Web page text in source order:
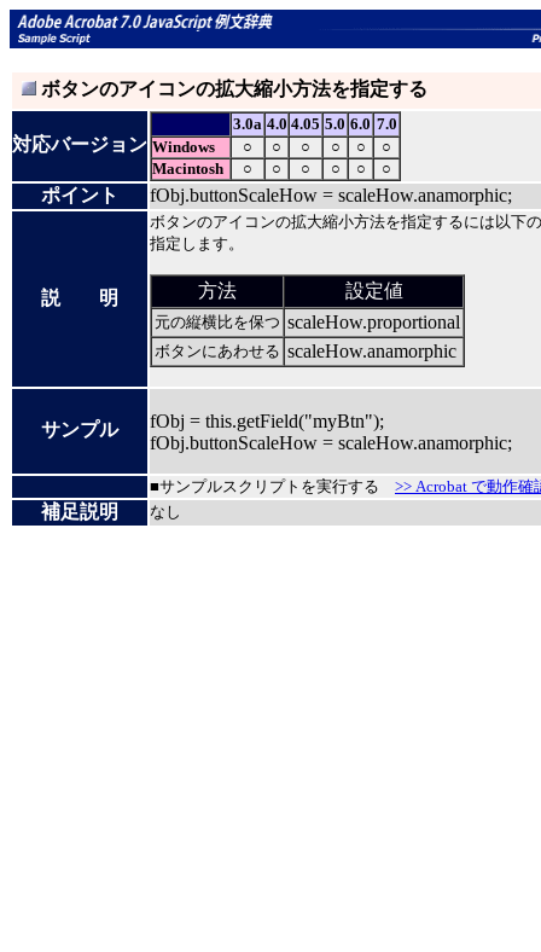
ボタンのアイコンの拡大縮小方法を指定する
対応バージョン
3.0a 4.0 4.05 5.0 6.0 7.0
Windows
○ ○ ○ ○ ○
○
Macintosh
○ ○ ○ ○ ○ ○
ポイント fObj.buttonScaleHow = scaleHow.anamorphic;
説 明
ボタンのアイコンの拡大縮小方法を指定するには以下
指定します。
方法 設定値
元の縦横比を保つ scaleHow.proportional
ボタンにあわせる scaleHow.anamorphic
サンプル
fObj = this.getField("myBtn");
fObj.buttonScaleHow = scaleHow.anamorphic;
■サンプルスクリプトを実行する >> Acrobat で動作確
補足説明 なし